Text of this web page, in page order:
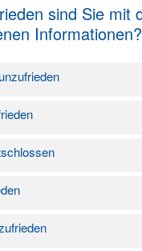
sind Sie mit
Informationen?